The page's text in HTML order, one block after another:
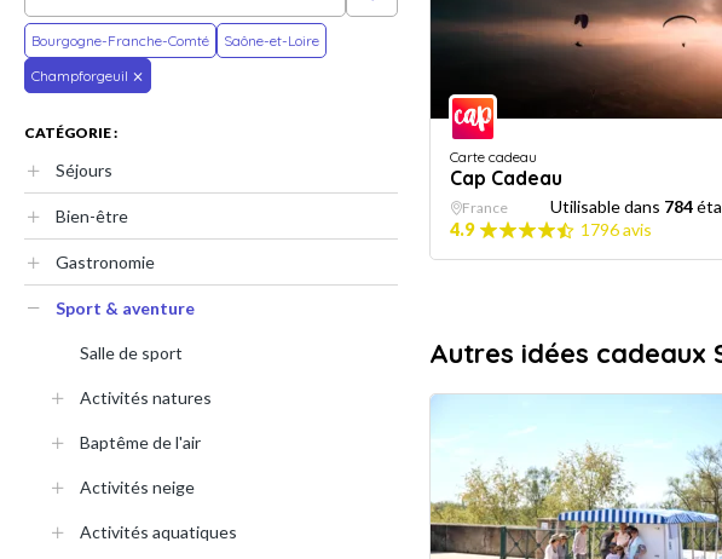
Bourgogne-Franche-Comté
Saône-et-Loire
Champforgeuil
CATÉGORIE :
Séjours
Bien-être
Gastronomie
Sport & aventure
Salle de sport
Activités natures
Baptême de l'air
Activités neige
Activités aquatiques
Carte cadeau
Cap Cadeau
France Utilisable dans 784
4.9
1796 avis
Autres idées cadeaux